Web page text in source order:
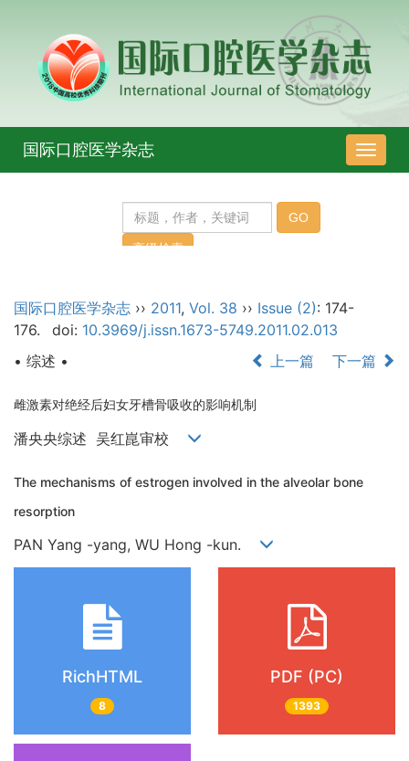
导
航
国际口腔医学杂志
国际口腔医学杂志 ›› 2011, Vol. 38 ›› Issue (2): 174-
176.
doi: 10.3969/j.issn.1673-5749.2011.02.013
• 综述 •
上一篇 下一篇
雌激素对绝经后妇女牙槽骨吸收的影响机制
潘央央综述 吴红崑审校
The mechanisms of estrogen involved in the alveolar bone
resorption
PAN Yang -yang, WU Hong -kun.
RichHTML
8
PDF (PC)
1393